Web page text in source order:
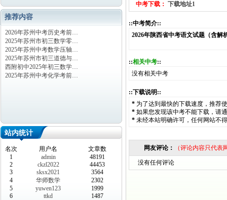
推荐内容
2026年苏州中考历史考前…
2025年苏州市初三数学零…
2025年苏州中考数学压轴…
2025年苏州市初三道德与…
西附初中2025年初三数学…
2025年苏州中考化学考前…
站内统计
名次 用户名
文章数
1
admin
48191
2
ckzl2022
44453
3
sksx2021
3564
4
华师数学
2302
5
yuwen123
1999
6
ttkd
1487
中考下载： 下载地址1
::中考简介::
2026年陕西省中考语文试题（含解
::相关中考::
没有相关中考
::下载说明::
* 为了达到最快的下载速度，推荐
* 如果您发现该中考不能下载，请
* 未经本站明确许可，任何网站不
网友评论： （评论内容只代
没有任何评论